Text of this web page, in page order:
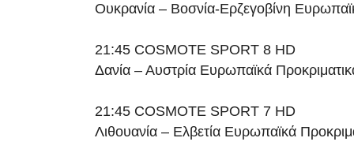
Ουκρανία – Βοσνία-Ερζεγοβίνη
21:45 COSMOTE SPORT 8 HD
Δανία – Αυστρία Ευρωπαϊκά
21:45 COSMOTE SPORT 7 HD
Λιθουανία – Ελβετία Ευρωπαϊκά